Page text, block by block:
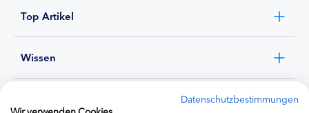
Top Artikel
Wissen
Datenschutzbestimmungen